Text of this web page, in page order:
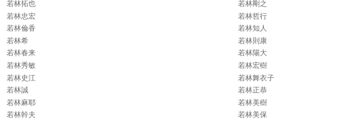
若林拓也
若林剛之
若林忠宏
若林哲行
若林倫香
若林知人
若林希
若林則康
若林春来
若林陽大
若林秀敏
若林宏樹
若林史江
若林舞衣子
若林誠
若林正恭
若林麻耶
若林美樹
若林幹夫
若林美保